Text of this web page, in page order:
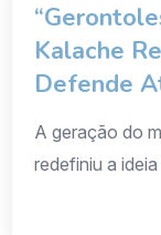
Kalache
Defende
Aula na
A geração do
redefiniu a